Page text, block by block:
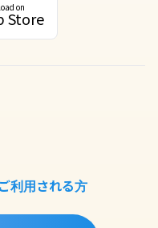
on
Store
利用される方